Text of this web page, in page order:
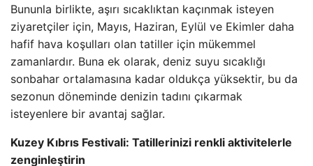
Bununla birlikte, aşırı sıcaklıktan kaçınmak isteyen
ziyaretçiler için, Mayıs, Haziran, Eylül ve Ekimler daha
hafif hava koşulları olan tatiller için mükemmel
zamanlardır. Buna ek olarak, deniz suyu sıcaklığı
sonbahar ortalamasına kadar oldukça yüksektir, bu da
sezonun döneminde denizin tadını çıkarmak
isteyenlere bir avantaj sağlar.
Kuzey Kıbrıs Festivali: Tatillerinizi renkli aktivitelerle
zenginleştirin